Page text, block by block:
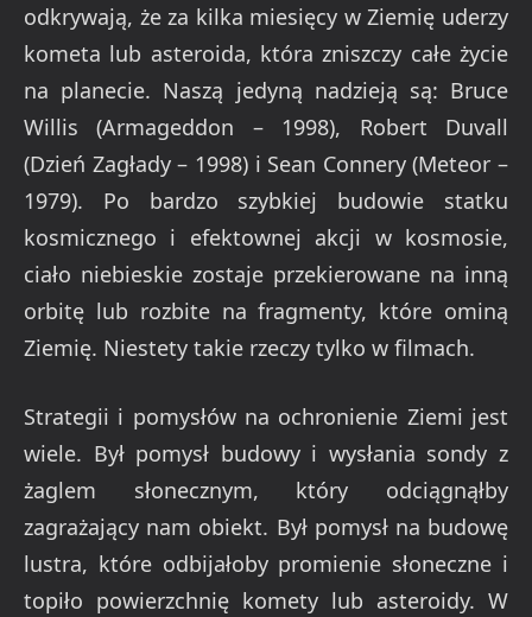
odkrywają, że za kilka miesięcy w Ziemię uderzy
kometa lub asteroida, która zniszczy całe życie
na planecie. Naszą jedyną nadzieją są: Bruce
Willis (Armageddon – 1998), Robert Duvall
(Dzień Zagłady – 1998) i Sean Connery (Meteor –
1979). Po bardzo szybkiej budowie statku
kosmicznego i efektownej akcji w kosmosie,
ciało niebieskie zostaje przekierowane na inną
orbitę lub rozbite na fragmenty, które ominą
Ziemię. Niestety takie rzeczy tylko w filmach.
Strategii i pomysłów na ochronienie Ziemi jest
wiele. Był pomysł budowy i wysłania sondy z
żaglem słonecznym, który odciągnąłby
zagrażający nam obiekt. Był pomysł na budowę
lustra, które odbijałoby promienie słoneczne i
topiło powierzchnię komety lub asteroidy. W